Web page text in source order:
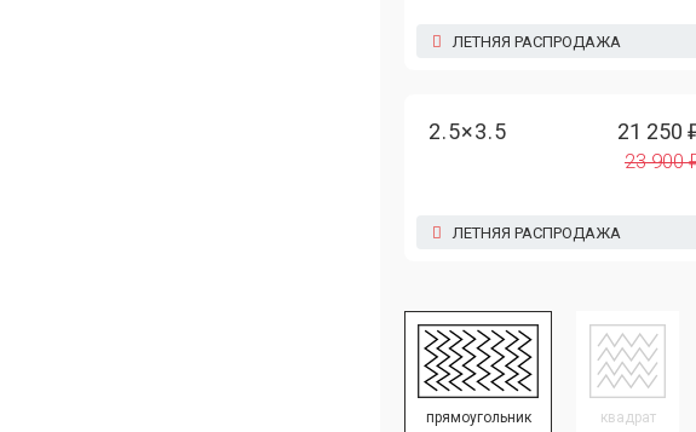
ЛЕТНЯЯ РАСПРОДАЖА
2.5×3.5 21 250
23 900
ЛЕТНЯЯ РАСПРОДАЖА
прямоугольник квадрат